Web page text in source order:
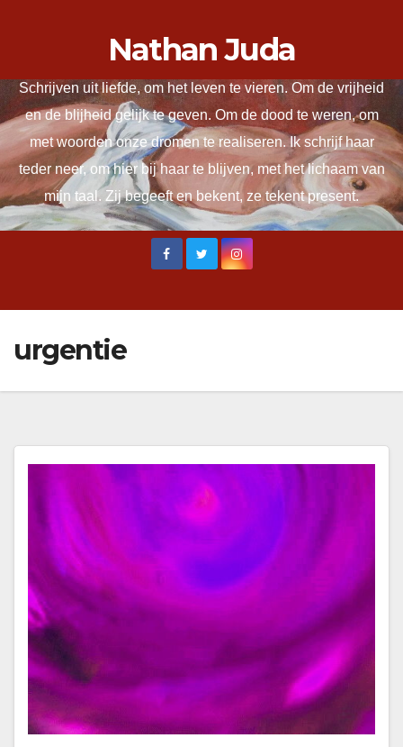
inhoud
Nathan Juda
Schrijven uit liefde, om het leven te vieren. Om de vrijheid
en de blijheid gelijk te geven. Om de dood te weren, om
met woorden onze dromen te realiseren. Ik schrijf haar
teder neer, om hier bij haar te blijven, met het lichaam van
mijn taal. Zij begeeft en bekent, ze tekent present.
urgentie